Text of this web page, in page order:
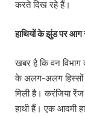
करते दिख रहे हैं।
हाथियों के झुंड पर आग
खबर है कि वन विभाग
के अलग-अलग हिस्सों
मिली है। करंजिया
हाथी हैं। एक आदमी